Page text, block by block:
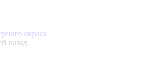
окраса
назад